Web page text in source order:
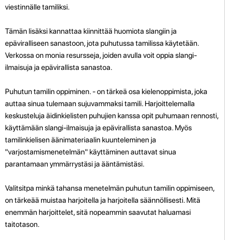
viestinnälle tamiliksi.
Tämän lisäksi kannattaa kiinnittää huomiota slangiin ja
epäviralliseen sanastoon, jota puhutussa tamilissa käytetään.
Verkossa on monia resursseja, joiden avulla voit oppia slangi-
ilmaisuja ja epävirallista sanastoa.
Puhutun tamilin oppiminen. - on tärkeä osa kielenoppimista, joka
auttaa sinua tulemaan sujuvammaksi tamili. Harjoittelemalla
keskusteluja äidinkielisten puhujien kanssa opit puhumaan rennosti,
käyttämään slangi-ilmaisuja ja epävirallista sanastoa. Myös
tamilinkielisen äänimateriaalin kuunteleminen ja
"varjostamismenetelmän" käyttäminen auttavat sinua
parantamaan ymmärrystäsi ja ääntämistäsi.
Valitsitpa minkä tahansa menetelmän puhutun tamilin oppimiseen,
on tärkeää muistaa harjoitella ja harjoitella säännöllisesti. Mitä
enemmän harjoittelet, sitä nopeammin saavutat haluamasi
taitotason.